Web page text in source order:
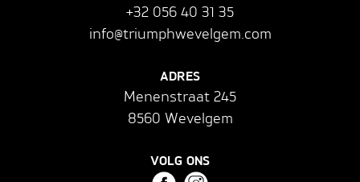
+32 056 40 31 35
info@triumphwevelgem.com
ADRES
Menenstraat 245
8560 Wevelgem
VOLG ONS